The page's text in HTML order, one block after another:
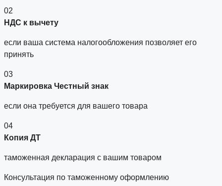
02
НДС к вычету
если ваша система налогообложения позволяет его
принять
03
Маркировка Честный знак
если она требуется для вашего товара
04
Копия ДТ
таможенная декларация с вашим товаром
Консультация по таможенному оформлению